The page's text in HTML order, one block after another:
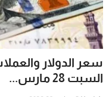
سعر الدولار
السبت 28 مارس...